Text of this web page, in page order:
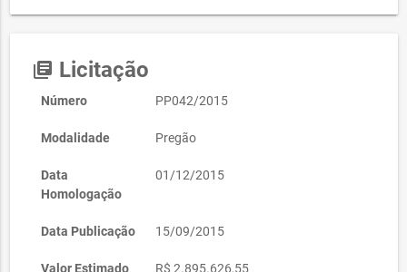
library_books Licitação
Número PP042/2015
Modalidade Pregão
Data
Homologação
01/12/2015
Data Publicação 15/09/2015
Valor Estimado R$ 2.895.626,55